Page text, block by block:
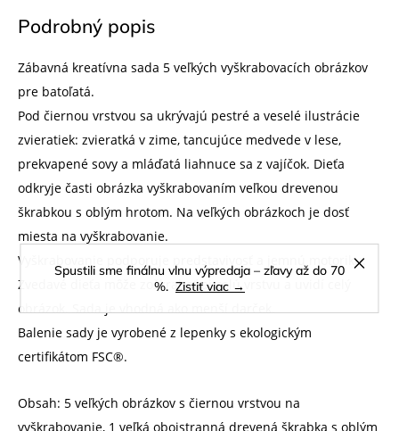
Spustili sme finálnu vlnu výpredaja – zľavy až do 70
%. Zistiť viac →
Podrobný popis
Zábavná kreatívna sada 5 veľkých vyškrabovacích obrázkov
pre batoľatá.
Pod čiernou vrstvou sa ukrývajú pestré a veselé ilustrácie
zvieratiek: zvieratká v zime, tancujúce medvede v lese,
prekvapené sovy a mláďatá liahnuce sa z vajíčok. Dieťa
odkryje časti obrázka vyškrabovaním veľkou drevenou
škrabkou s oblým hrotom. Na veľkých obrázkoch je dosť
miesta na vyškrabovanie.
Vyškrabovanie podporuje predstavivosť a jemnú motoriku.
Zvedavé dieťa môže zoškrabať aj celú vrstvu a uvidí celý
obrázok. Sada je vhodná ako menší darček.
Balenie sady je vyrobené z lepenky s ekologickým
certifikátom FSC®.
Obsah: 5 veľkých obrázkov s čiernou vrstvou na
vyškrabovanie, 1 veľká obojstranná drevená škrabka s oblým